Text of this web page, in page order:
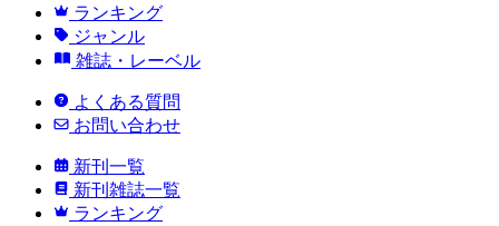
ランキング
ジャンル
雑誌・レーベル
よくある質問
お問い合わせ
新刊一覧
新刊雑誌一覧
ランキング